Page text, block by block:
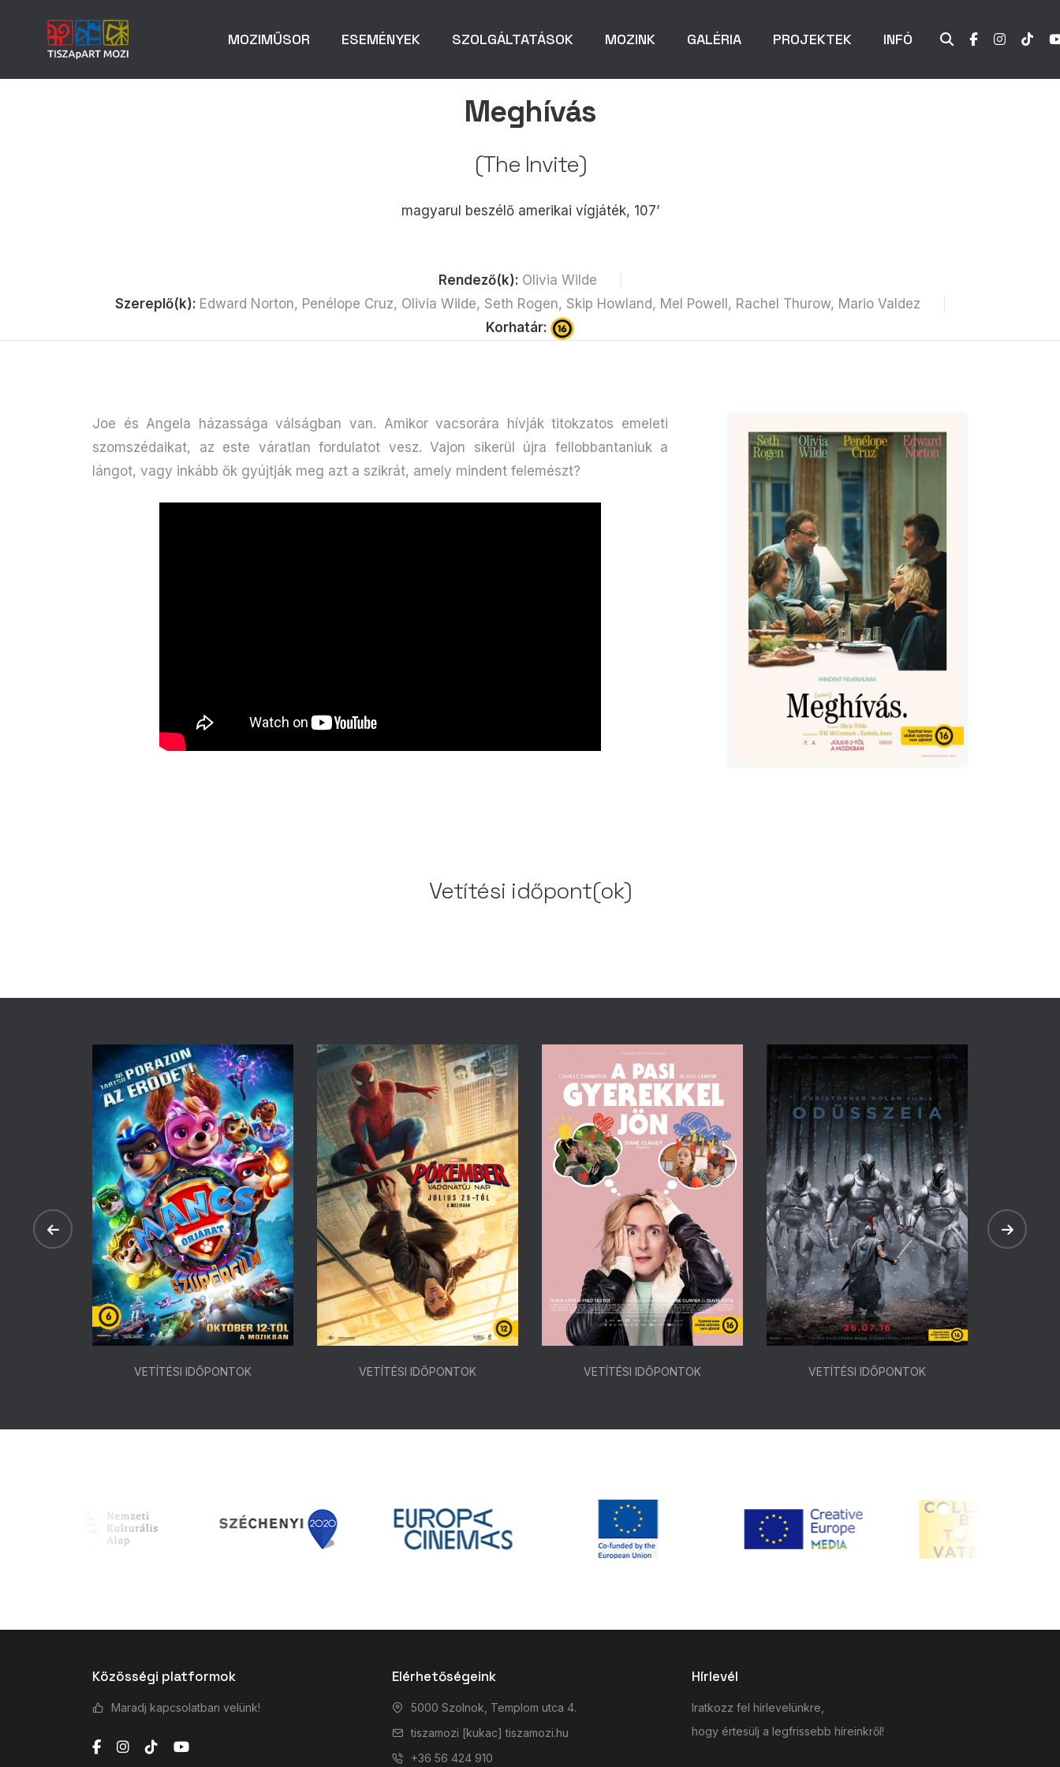
MOZIMŰSOR ESEMÉNYEK SZOLGÁLTATÁSOK MOZINK GALÉRIA PROJEKTEK INFÓ
Meghívás
(The Invite)
magyarul beszélő amerikai vígjáték, 107’
Rendező(k): Olivia Wilde
Szereplő(k): Edward Norton, Penélope Cruz, Olivia Wilde, Seth Rogen, Skip Howland, Mel Powell, Rachel Thurow, Mario Valdez
Korhatár:
Joe és Angela házassága válságban van. Amikor vacsorára hívják titokzatos emeleti
szomszédaikat, az este váratlan fordulatot vesz. Vajon sikerül újra fellobbantaniuk a
lángot, vagy inkább ők gyújtják meg azt a szikrát, amely mindent felemészt?
Vetítési időpont(ok)
VETÍTÉSI IDŐPONTOK VETÍTÉSI IDŐPONTOK VETÍTÉSI IDŐPONTOK VETÍTÉSI IDŐPONTOK
Közösségi platformok
Maradj kapcsolatban velünk!
Elérhetőségeink
5000 Szolnok, Templom utca 4.
tiszamozi [kukac] tiszamozi.hu
+36 56 424 910
Hírlevél
Iratkozz fel hírlevelünkre,
hogy értesülj a legfrissebb híreinkről!